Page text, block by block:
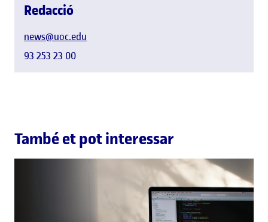
Redacció
news@uoc.edu
93 253 23 00
També et pot interessar